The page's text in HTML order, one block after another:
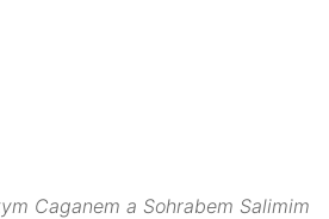
Caganem a Sohrabem Salimim